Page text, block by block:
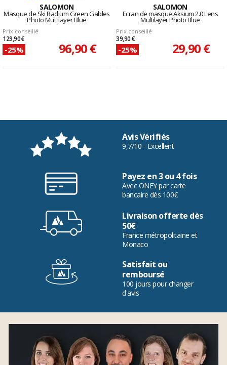
SALOMON
Masque de Ski Radium Green Gables
Photo Multilayer Blue
Prix conseillé
129,90 €
-25% 96,90 €
SALOMON
Ecran de masque Aksium 2.0 Lens
Multilayer Photo Blue
Prix conseillé
39,90 €
-25% 29,90 €
Avis Vérifiés
9,7/10 - Excellent
Payez en 3 ou 4 fois
Avec ONEY par carte
bancaire dès 100€
Livraison offerte dès
50€
France métropolitaine et
Monaco
Satisfait ou
remboursé
100 jours pour changer
d'avis